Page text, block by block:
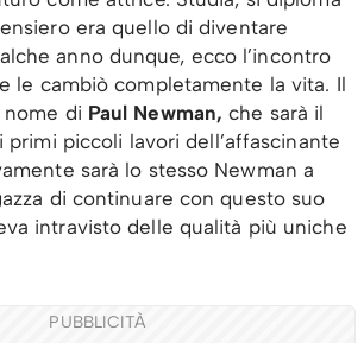
era quello di diventare
anno dunque, ecco l’incontro
le cambiò completamente la vita. Il
di Paul Newman, che sarà il
piccoli lavori dell’affascinante
sarà lo stesso Newman a
di continuare con questo suo
intravisto delle qualità più uniche
PUBBLICITÀ